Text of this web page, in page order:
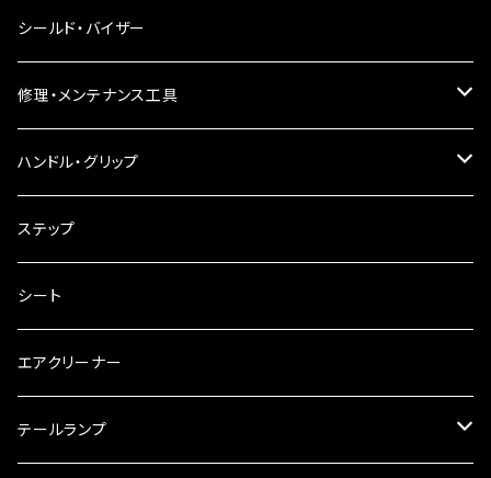
電球型ウインカー
バードゲージウインカー
ウインカークランプ
ヘッドライト
フォグランプ
配線・リレー
シールド・バイザー
修理・メンテナンス工具
インテークマニホールド
電装・配線・キボシ等
キャブレター
チェーン
工具類
ハンドル・グリップ
グリップ
バーハン
ハンドルパーツ
ハンドルスイッチ
ハンドルポスト
ステップ
シート
エアクリーナー
テールランプ